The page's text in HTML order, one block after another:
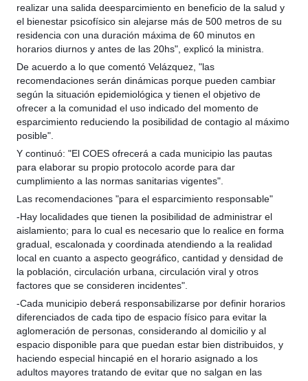
realizar una salida deesparcimiento en beneficio de la salud y
el bienestar psicofísico sin alejarse más de 500 metros de su
residencia con una duración máxima de 60 minutos en
horarios diurnos y antes de las 20hs", explicó la ministra.
De acuerdo a lo que comentó Velázquez, "las
recomendaciones serán dinámicas porque pueden cambiar
según la situación epidemiológica y tienen el objetivo de
ofrecer a la comunidad el uso indicado del momento de
esparcimiento reduciendo la posibilidad de contagio al máximo
posible".
Y continuó: "El COES ofrecerá a cada municipio las pautas
para elaborar su propio protocolo acorde para dar
cumplimiento a las normas sanitarias vigentes".
Las recomendaciones "para el esparcimiento responsable"
-Hay localidades que tienen la posibilidad de administrar el
aislamiento; para lo cual es necesario que lo realice en forma
gradual, escalonada y coordinada atendiendo a la realidad
local en cuanto a aspecto geográfico, cantidad y densidad de
la población, circulación urbana, circulación viral y otros
factores que se consideren incidentes".
-Cada municipio deberá responsabilizarse por definir horarios
diferenciados de cada tipo de espacio físico para evitar la
aglomeración de personas, considerando al domicilio y al
espacio disponible para que puedan estar bien distribuidos, y
haciendo especial hincapié en el horario asignado a los
adultos mayores tratando de evitar que no salgan en las